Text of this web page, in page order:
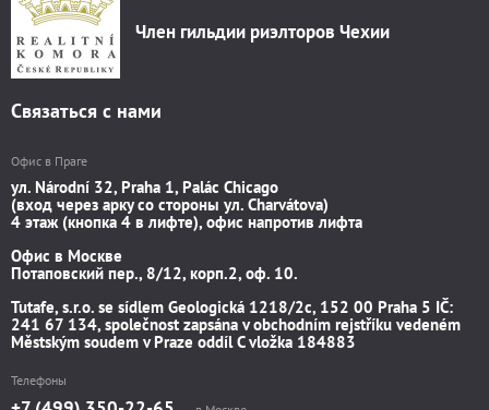
Член гильдии риэлторов Чехии
Связаться с нами
Офис в Праге
ул. Národní 32, Praha 1, Palác Chicago
(вход через арку со стороны ул. Charvátova)
4 этаж (кнопка 4 в лифте), офис напротив лифта
Офис в Москве
Потаповский пер., 8/12, корп.2, оф. 10.
Tutafe, s.r.o. se sídlem Geologická 1218/2c, 152 00 Praha 5 IČ:
241 67 134, společnost zapsána v obchodním rejstříku vedeném
Městským soudem v Praze oddíl C vložka 184883
Телефоны